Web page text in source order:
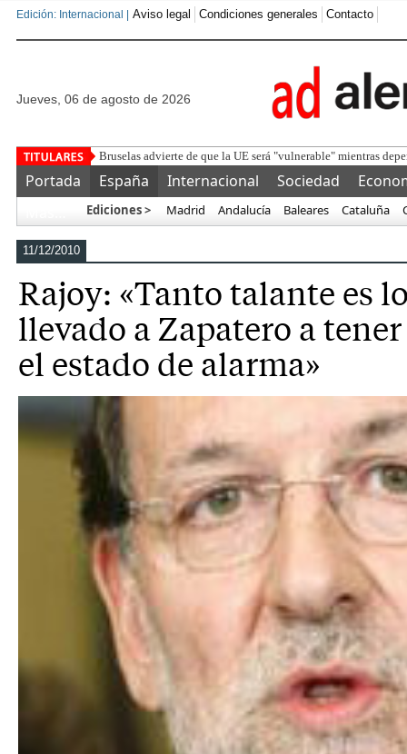
Edición: Internacional | Aviso legal Condiciones generales Contacto
jueves, 06 de agosto de 2026
Deteni
Portada España Internacional Sociedad
Ediciones > Madrid Andalucía Baleares Cataluña
11/12/2010
Rajoy: «Tanto talante es
llevado a Zapatero a
el estado de alarma»